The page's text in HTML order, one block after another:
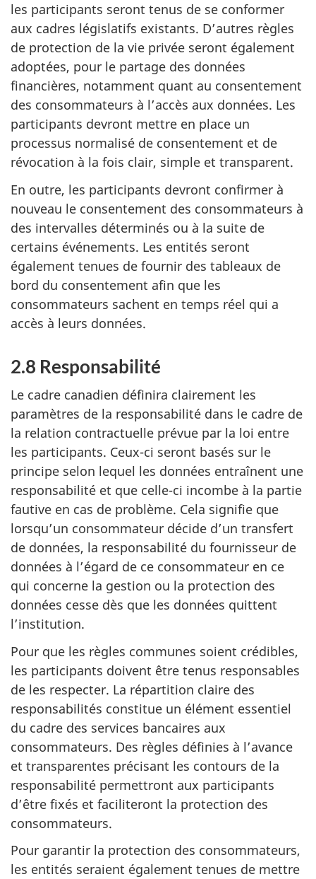
les participants seront tenus de se conformer
aux cadres législatifs existants. D’autres règles
de protection de la vie privée seront également
adoptées, pour le partage des données
financières, notamment quant au consentement
des consommateurs à l’accès aux données. Les
participants devront mettre en place un
processus normalisé de consentement et de
révocation à la fois clair, simple et transparent.
En outre, les participants devront confirmer à
nouveau le consentement des consommateurs à
des intervalles déterminés ou à la suite de
certains événements. Les entités seront
également tenues de fournir des tableaux de
bord du consentement afin que les
consommateurs sachent en temps réel qui a
accès à leurs données.
2.8 Responsabilité
Le cadre canadien définira clairement les
paramètres de la responsabilité dans le cadre de
la relation contractuelle prévue par la loi entre
les participants. Ceux-ci seront basés sur le
principe selon lequel les données entraînent une
responsabilité et que celle-ci incombe à la partie
fautive en cas de problème. Cela signifie que
lorsqu’un consommateur décide d’un transfert
de données, la responsabilité du fournisseur de
données à l’égard de ce consommateur en ce
qui concerne la gestion ou la protection des
données cesse dès que les données quittent
l’institution.
Pour que les règles communes soient crédibles,
les participants doivent être tenus responsables
de les respecter. La répartition claire des
responsabilités constitue un élément essentiel
du cadre des services bancaires aux
consommateurs. Des règles définies à l’avance
et transparentes précisant les contours de la
responsabilité permettront aux participants
d’être fixés et faciliteront la protection des
consommateurs.
Pour garantir la protection des consommateurs,
les entités seraient également tenues de mettre